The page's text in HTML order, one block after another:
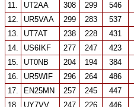
11.
UT2AA 308 299 546
12.
UR5VAA 299 283 537
13.
UT7AT 238 228 431
14.
US6IKF 277 247 423
15.
UT0NB 204 194 384
16.
UR5WIF 296 264 486
17.
EN25MN 257 245 447
18.
UY7VV 247 226 446